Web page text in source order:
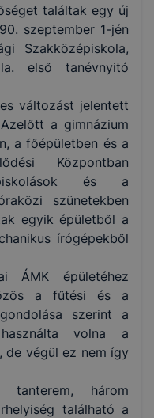
találtak egy új
szeptember 1-jén
Szakközépiskola,
első tanévnyitó
változást jelentett
a gimnázium
a főépületben és a
Központban
és a
szünetekben
egyik épületből a
írógépekből
ÁMK épületéhez
a fűtési és a
szerint a
volna a
de végül ez nem így
három
található a